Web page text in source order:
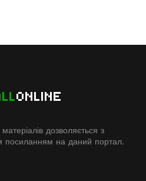
ONLINE
матеріалів дозволяється з
посиланням на даний портал.